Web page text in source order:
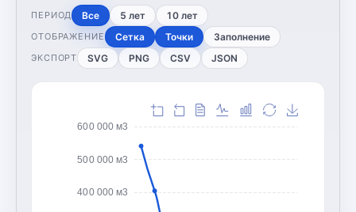
ПЕРИОД Все 5 лет 10 лет
ОТОБРАЖЕНИЕ Сетка Точки Заполнение
ЭКСПОРТ SVG PNG CSV JSON
400 000 м3
500 000 м3
600 000 м3